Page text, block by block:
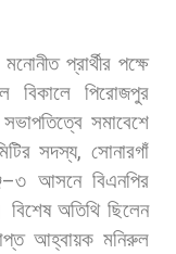
মনোনীত প্রার্থীর পক্ষে
বিকালে
পিরোজপুর
সভাপতিত্বে সমাবেশে
সদস্য,সোনারগাঁ
–৩ আসনে বিএনপির
বিশেষ অতিথি ছিলেন
আহ্বায়ক মনিরুল